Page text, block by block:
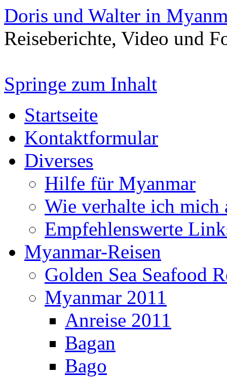
Doris und Walter in
Reiseberichte, Video und
Springe zum Inhalt
Startseite
Kontaktformular
Diverses
Hilfe für Myanmar
Wie verhalte ich
Empfehlenswerte
Myanmar-Reisen
Golden Sea Seafood
Myanmar 2011
Anreise 2011
Bagan
Bago